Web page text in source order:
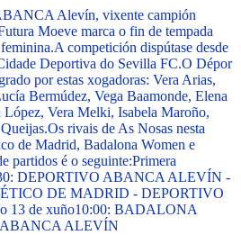
Alevín, vixente campión
Moeve marca o fin de tempada
A competición dispútase desde
Deportiva do Sevilla FC.O Dépor
por estas xogadoras: Vera Arias,
Bermúdez, Vega Baamonde, Elena
Vera Melki, Isabela Maroño,
Os rivais de As Nosas nesta
de Madrid, Badalona Women e
partidos é o seguinte:Primera
DEPORTIVO ABANCA ALEVÍN -
DE MADRID - DEPORTIVO
13 de xuño10:00: BADALONA
ALEVÍN